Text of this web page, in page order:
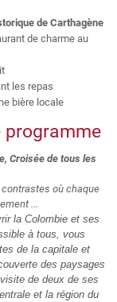
de Carthagène
de charme au
les repas
bière locale
programme
Croisée de tous les
où chaque
...
la Colombie et ses
à tous, vous
de la capitale et
des paysages
de deux de ses
et la région du